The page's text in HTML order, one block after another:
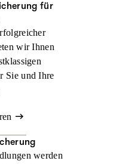
für
wir Ihnen
Sie und Ihre
werden